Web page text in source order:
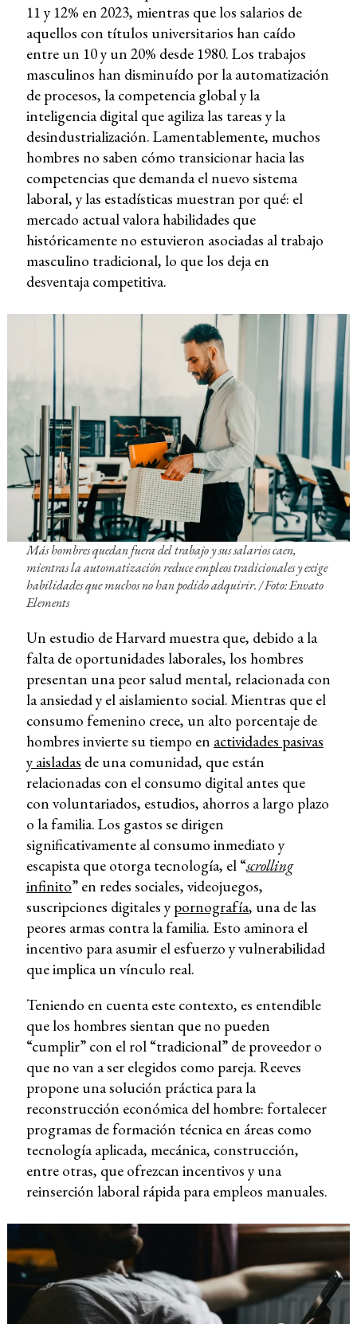
11 y 12% en 2023, mientras que los salarios de
aquellos con títulos universitarios han caído
entre un 10 y un 20% desde 1980. Los trabajos
masculinos han disminuído por la automatización
de procesos, la competencia global y la
inteligencia digital que agiliza las tareas y la
desindustrialización. Lamentablemente, muchos
hombres no saben cómo transicionar hacia las
competencias que demanda el nuevo sistema
laboral, y las estadísticas muestran por qué: el
mercado actual valora habilidades que
históricamente no estuvieron asociadas al trabajo
masculino tradicional, lo que los deja en
desventaja competitiva.
Más hombres quedan fuera del trabajo y sus salarios caen,
mientras la automatización reduce empleos tradicionales y exige
habilidades que muchos no han podido adquirir. / Foto: Envato
Elements
Un estudio de Harvard muestra que, debido a la
falta de oportunidades laborales, los hombres
presentan una peor salud mental, relacionada con
la ansiedad y el aislamiento social. Mientras que el
consumo femenino crece, un alto porcentaje de
hombres invierte su tiempo en actividades pasivas
y aisladas de una comunidad, que están
relacionadas con el consumo digital antes que
con voluntariados, estudios, ahorros a largo plazo
o la familia. Los gastos se dirigen
significativamente al consumo inmediato y
escapista que otorga tecnología, el “scrolling
infinito” en redes sociales, videojuegos,
suscripciones digitales y pornografía, una de las
peores armas contra la familia. Esto aminora el
incentivo para asumir el esfuerzo y vulnerabilidad
que implica un vínculo real.
Teniendo en cuenta este contexto, es entendible
que los hombres sientan que no pueden
“cumplir” con el rol “tradicional” de proveedor o
que no van a ser elegidos como pareja. Reeves
propone una solución práctica para la
reconstrucción económica del hombre: fortalecer
programas de formación técnica en áreas como
tecnología aplicada, mecánica, construcción,
entre otras, que ofrezcan incentivos y una
reinserción laboral rápida para empleos manuales.